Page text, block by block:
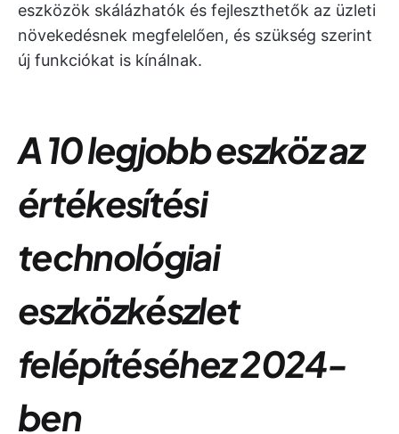
eszközök skálázhatók és fejleszthetők az üzleti
növekedésnek megfelelően, és szükség szerint
új funkciókat is kínálnak.
A 10 legjobb eszköz az
értékesítési
technológiai
eszközkészlet
felépítéséhez 2024-
ben